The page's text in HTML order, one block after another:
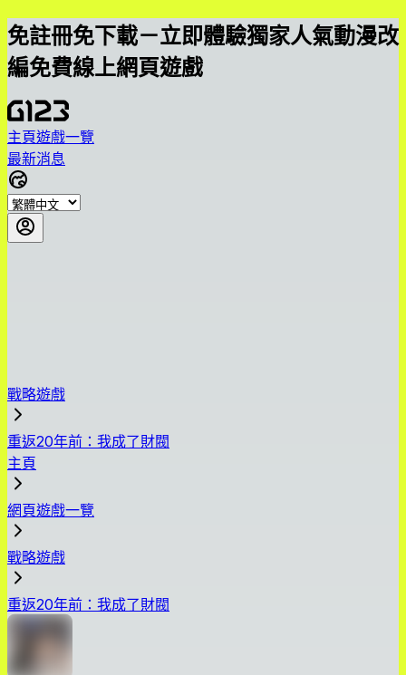
免註冊免下載－立即體驗獨家人氣動漫改
編免費線上網頁遊戲
主頁遊戲一覽
最新消息
戰略遊戲
重返20年前：我成了財閥
主頁
網頁遊戲一覽
戰略遊戲
重返20年前：我成了財閥